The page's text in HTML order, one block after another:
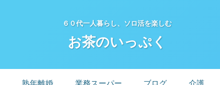
６０代一人暮らし、ソロ活を楽しむ
お茶のいっぷく
熟年離婚 業務スーパー ブログ 介護